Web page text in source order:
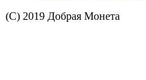
(С) 2019 Добрая Монета